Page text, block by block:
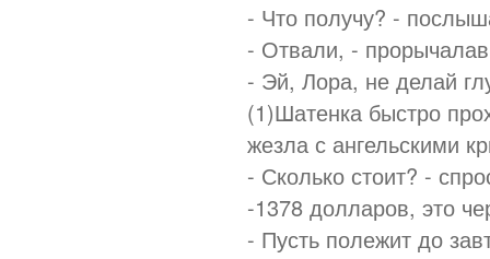
- Что получу? -
- Отвали, -
- Эй, Лора, не делай
(1)Шатенка быстро
жезла с ангельскими
- Сколько стоит? -
-1378 долларов, это
- Пусть полежит до